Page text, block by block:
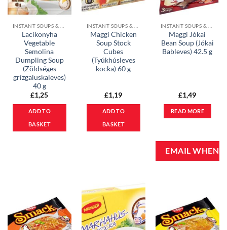
Lacikonyha
Vegetable
Semolina
Dumpling Soup
(Zöldséges
grízgaluskaleves)
40 g
£1,25
ADD TO
BASKET
Maggi Chicken
Soup Stock
Cubes
(Tyúkhúsleves
kocka) 60 g
£1,19
ADD TO
BASKET
Maggi Jókai
Bean Soup (Jókai
Bableves) 42.5 g
£1,49
READ MORE